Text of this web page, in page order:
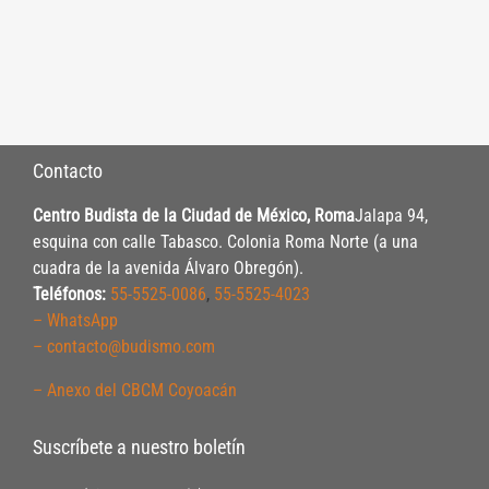
Contacto
Centro Budista de la Ciudad de México, RomaJalapa 94,
esquina con calle Tabasco. Colonia Roma Norte (a una
cuadra de la avenida Álvaro Obregón).
Teléfonos: 55-5525-0086, 55-5525-4023
– WhatsApp
– contacto@budismo.com
– Anexo del CBCM Coyoacán
Suscríbete a nuestro boletín